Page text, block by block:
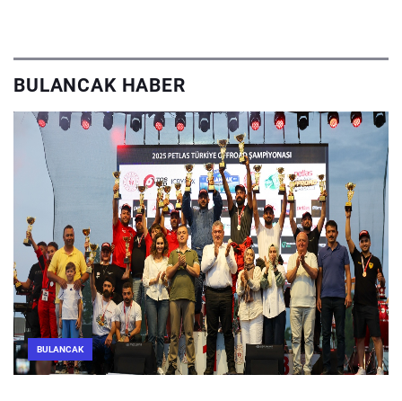
BULANCAK HABER
BULANCAK